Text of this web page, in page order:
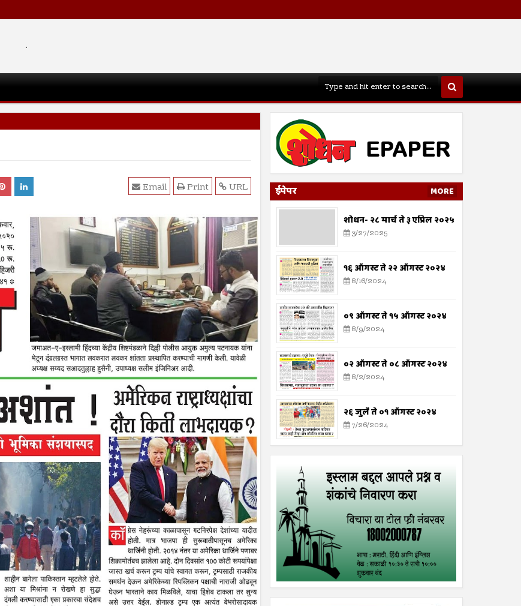
.
URL
Print
Email ईपेपर MORE
शोधन- २८ मार्च ते ३ एप्रिल २०२५
3/27/2025
१६ ऑगस्ट ते २२ ऑगस्ट २०२४
8/16/2024
०९ ऑगस्ट ते १५ ऑगस्ट २०२४
8/9/2024
०२ ऑगस्ट ते ०८ ऑगस्ट २०२४
8/2/2024
२६ जुलै ते ०१ ऑगस्ट २०२४
7/26/2024